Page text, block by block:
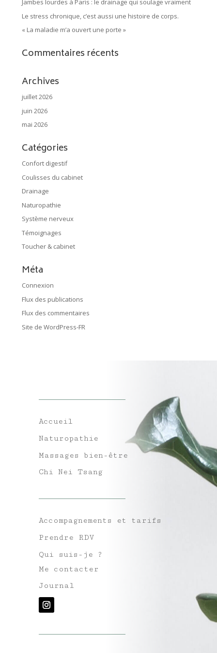
Jambes lourdes à Paris : le drainage qui soulage vraiment
Le stress chronique, c’est aussi une histoire de corps.
« La maladie m’a ouvert une porte »
Commentaires récents
Archives
juillet 2026
juin 2026
mai 2026
Catégories
Confort digestif
Coulisses du cabinet
Drainage
Naturopathie
Système nerveux
Témoignages
Toucher & cabinet
Méta
Connexion
Flux des publications
Flux des commentaires
Site de WordPress-FR
Accueil
Naturopathie
Massages bien-être
Chi Nei Tsang
Accompagnements et tarifs
Prendre RDV
Qui suis-je ?
Me contacter
Journal